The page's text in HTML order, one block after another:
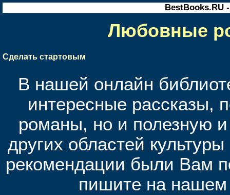
BestBooks.RU
Любовные
Сделать стартовым
В нашей онлайн
интересные рассказы,
романы, но и полезную
других областей
рекомендации были Вам
пишите на